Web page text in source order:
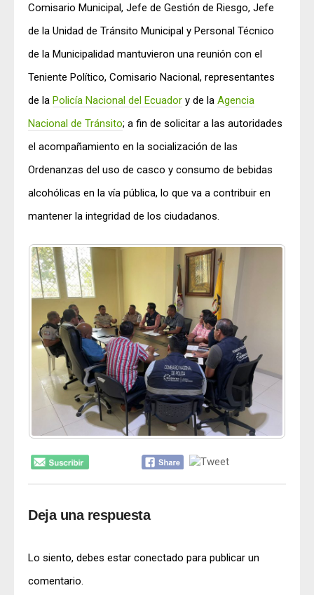
Comisario Municipal, Jefe de Gestión de Riesgo, Jefe
de la Unidad de Tránsito Municipal y Personal Técnico
de la Municipalidad mantuvieron una reunión con el
Teniente Político, Comisario Nacional, representantes
de la Policía Nacional del Ecuador y de la Agencia
Nacional de Tránsito; a fin de solicitar a las autoridades
el acompañamiento en la socialización de las
Ordenanzas del uso de casco y consumo de bebidas
alcohólicas en la vía pública, lo que va a contribuir en
mantener la integridad de los ciudadanos.
Deja una respuesta
Lo siento, debes estar conectado para publicar un
comentario.